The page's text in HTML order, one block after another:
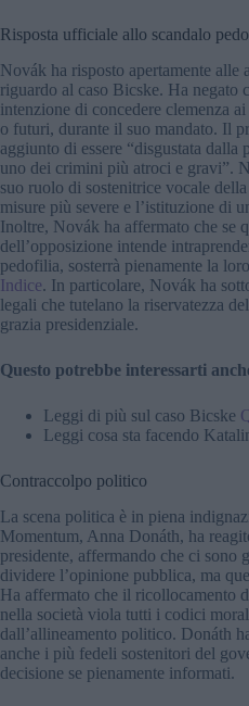
Risposta ufficiale allo scandalo
Novák ha risposto apertamente alle
riguardo al caso Bicske. Ha negato
intenzione di concedere clemenza
o futuri, durante il suo mandato. Il
aggiunto di essere “disgustata dalla
uno dei crimini più atroci e gravi”.
suo ruolo di sostenitrice vocale
misure più severe e l’istituzione di
Inoltre, Novák ha affermato che se
dell’opposizione intende
pedofilia, sosterrà pienamente la
Indice. In particolare, Novák ha
legali che tutelano la riservatezza
grazia presidenziale.
Questo potrebbe interessarti
Leggi di più sul caso Bicske
Leggi cosa sta facendo
Contraccolpo politico
La scena politica è in piena
Momentum, Anna Donáth, ha
presidente, affermando che ci sono
dividere l’opinione pubblica, ma
Ha affermato che il ricollocamento
nella società viola tutti i codici
dall’allineamento politico. Donáth
anche i più fedeli sostenitori del
decisione se pienamente informati.